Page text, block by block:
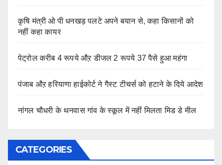
कृषि मंत्री ओ पी धनखड़ पलटे अपने बयान से, कहा किसानों को
नहीं कहा कायर
पेट्रोल करीब 4 रूपये औऱ डीजल 2 रूपये 37 पैसे हुआ महंगा
पंजाब औऱ हरियाणा हाईकोर्ट ने गैस्ट टीचर्स को हटाने के दिये आदेश
नांगल चौधरी के थनवास गांव के स्कूल में नहीं मिलता मिड डे मील
CATEGORIES